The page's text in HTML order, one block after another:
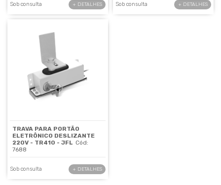
Sob consulta + DETALHES Sob consulta + DETALHES
TRAVA PARA PORTÃO
ELETRÔNICO DESLIZANTE
220V - TR410 - JFL Cód:
7688
Sob consulta + DETALHES